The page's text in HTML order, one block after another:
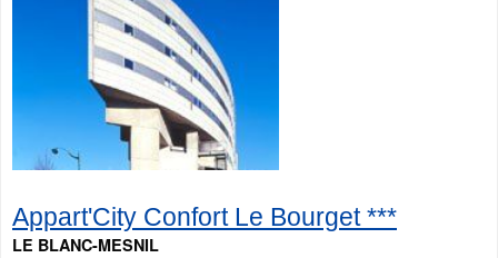
Appart'City Confort Le Bourget ***
LE BLANC-MESNIL